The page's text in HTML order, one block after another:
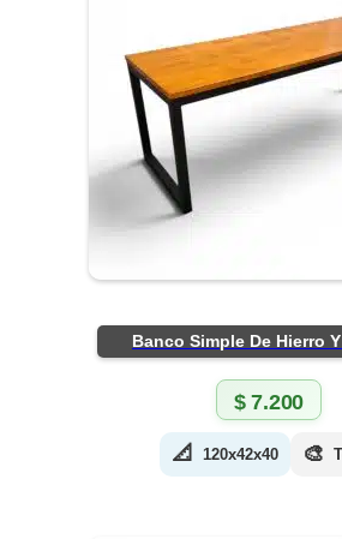
Banco Simple De Hierro
$7.200
📐 120x42x40 🎨